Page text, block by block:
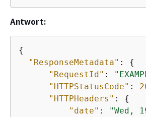
Antwort:
{
"ResponseMetadata" : {
"RequestId" :
"HTTPStatusCode" :
"HTTPHeaders" : {
"date" :
"Wed,